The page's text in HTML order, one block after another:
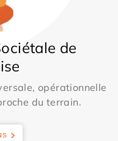
de
opérationnelle
du terrain.